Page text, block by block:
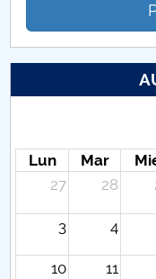
Lun Mar
27
28
3 4
10 11